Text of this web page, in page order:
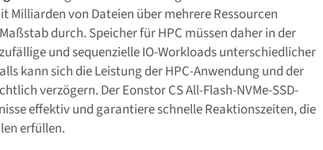
Milliarden von Dateien über mehrere Ressourcen
durch. Speicher für HPC müssen daher in der
und sequenzielle IO-Workloads unterschiedlicher
kann sich die Leistung der HPC-Anwendung und der
verzögern. Der Eonstor CS All-Flash-NVMe-SSD-
effektiv und garantiere schnelle Reaktionszeiten, die
erfüllen.